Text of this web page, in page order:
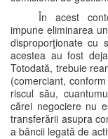
În acest
impune eliminarea
disproporţionate cu
acestea au fost
Totodată, trebuie
(comerciant,
riscul său,
cărei negociere nu
transferării asupra
a băncii legată de